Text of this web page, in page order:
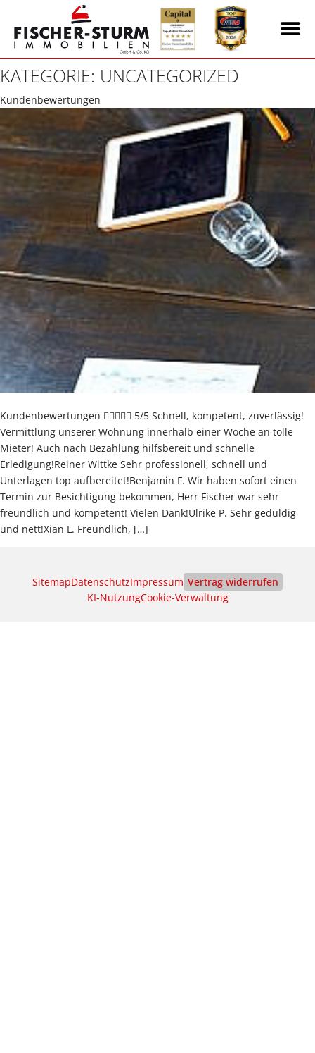
KATEGORIE: UNCATEGORIZED
Kundenbewertungen
Kundenbewertungen  5/5 Schnell, kompetent, zuverlässig!
Vermittlung unserer Wohnung innerhalb einer Woche an tolle
Mieter! Auch nach Bezahlung hilfsbereit und schnelle
Erledigung!Reiner Wittke Sehr professionell, schnell und
Unterlagen top aufbereitet!Benjamin F. Wir haben sofort einen
Termin zur Besichtigung bekommen, Herr Fischer war sehr
freundlich und kompetent! Vielen Dank!Ulrike P. Sehr geduldig
und nett!Xian L. Freundlich, […]
SitemapDatenschutzImpressum Vertrag widerrufen
KI‑NutzungCookie-Verwaltung